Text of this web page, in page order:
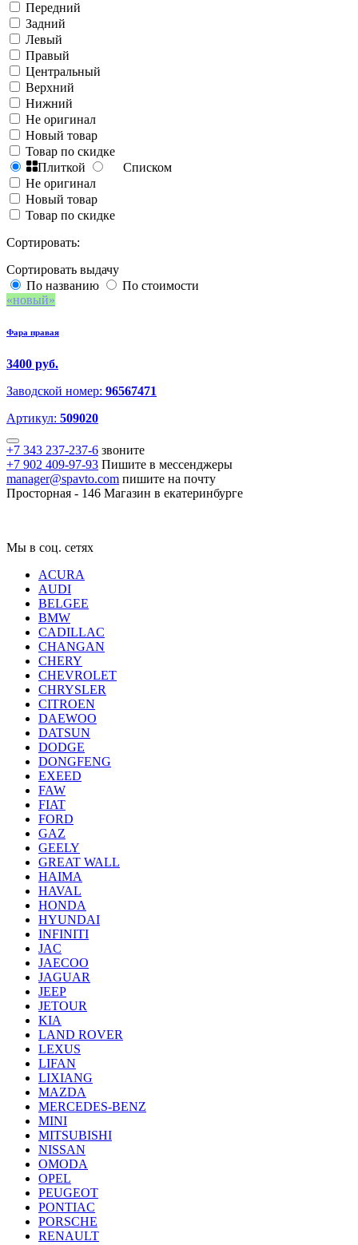
Передний
Задний
Левый
Правый
Центральный
Верхний
Нижний
Не оригинал
Новый товар
Товар по скидке
Плиткой
Списком
Не оригинал
Новый товар
Товар по скидке
Сортировать:
Сортировать выдачу
По названию
По стоимости
новый
Фара правая
3400 руб.
Заводской номер: 96567471
Артикул: 509020
+7 343 237-237-6 звоните
+7 902 409-97-93 Пишите в мессенджеры
manager@spavto.com пишите на почту
Просторная - 146 Магазин в екатеринбурге
Мы в соц. сетях
ACURA
AUDI
BELGEE
BMW
CADILLAC
CHANGAN
CHERY
CHEVROLET
CHRYSLER
CITROEN
DAEWOO
DATSUN
DODGE
DONGFENG
EXEED
FAW
FIAT
FORD
GAZ
GEELY
GREAT WALL
HAIMA
HAVAL
HONDA
HYUNDAI
INFINITI
JAC
JAECOO
JAGUAR
JEEP
JETOUR
KIA
LAND ROVER
LEXUS
LIFAN
LIXIANG
MAZDA
MERCEDES-BENZ
MINI
MITSUBISHI
NISSAN
OMODA
OPEL
PEUGEOT
PONTIAC
PORSCHE
RENAULT